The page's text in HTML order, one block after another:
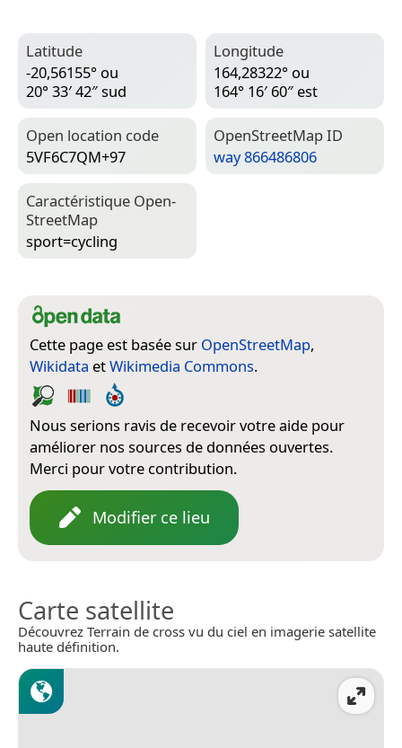
Latitude
-20,56155° ou
20° 33′ 42″ sud
Longitude
164,28322° ou
164° 16′ 60″ est
Open location code
5VF6C7QM+97
Open­Street­Map ID
way 866486806
Caractéristique Open­
Street­Map
sport=­cycling
Cette page est basée sur OpenStreetMap,
Wikidata etWikimedia Commons.
Nous serions ravis de recevoir votre aide pour
améliorer nos sources de données ouvertes.
Merci pour votre contribution.
Modifier ce lieu
Carte satellite
Découvrez Terrain de cross vu du ciel en imagerie satellite
haute définition.